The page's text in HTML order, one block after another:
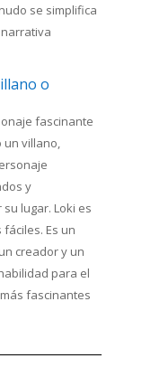
se simplifica
o
fascinante
un villano,
y
lugar. Loki es
Es un
creador y un
para el
fascinantes